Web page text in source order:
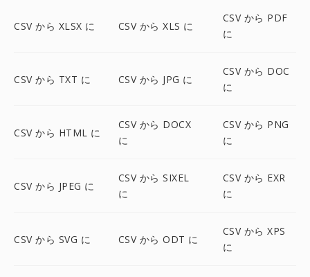
CSV から XLSX に CSV から XLS に
CSV から PDF
に
CSV から TXT に CSV から JPG に
CSV から DOC
に
CSV から HTML に
CSV から DOCX
に
CSV から PNG
に
CSV から JPEG に
CSV から SIXEL
に
CSV から EXR
に
CSV から SVG に CSV から ODT に
CSV から XPS
に